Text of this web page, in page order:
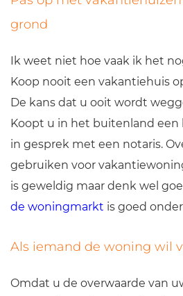
grond
Ik weet niet hoe vaak ik het
Koop nooit een vakantiehuis
De kans dat u ooit wordt
Koopt u in het buitenland een
in gesprek met een notaris.
gebruiken voor
is geweldig maar denk wel
de woningmarkt is goed
Als iemand de woning wil
Omdat u de overwaarde van